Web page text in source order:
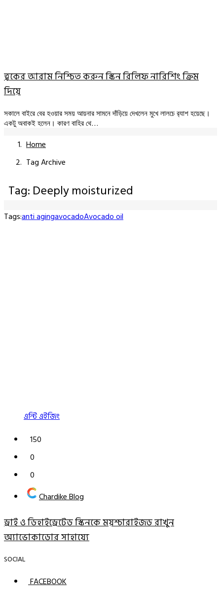
ত্বকের আরাম নিশ্চিত করুন স্কিন রিলিফ নারিশিং ক্রিম
দিয়ে
সকালে বাইরে বের হওয়ার সময় আয়নার সামনে দাঁড়িয়ে দেখলেন মুখে লালচে র‍্যাশ হয়েছে।
একটু অবাকই হলেন। কারণ বাহির থে…
Home
Tag Archive
Tag: Deeply moisturized
Tags:anti agingavocadoAvocado oil
এন্টি এইজিং
150
0
0
Chardike Blog
ড্রাই ও ডিহাইড্রেটেড স্কিনকে ময়শ্চারাইজড রাখুন
অ্যাভোকাডোর সাহায্যে
SOCIAL
FACEBOOK